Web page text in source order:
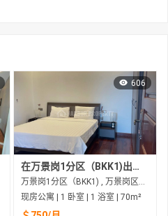
606
在万景岗1分区（BKK1)出租的现房公寓
万景岗1分区（BKK1) , 万景岗区（BKK) , 金边市
现房公寓 | 1 卧室 | 1 浴室 | 70m²